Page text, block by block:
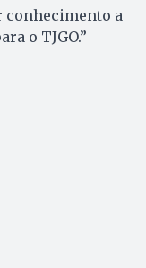
conhecimento a
o TJGO.”